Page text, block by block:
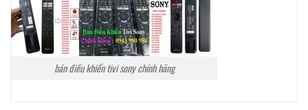
bán điều khiển tivi sony chính hãng